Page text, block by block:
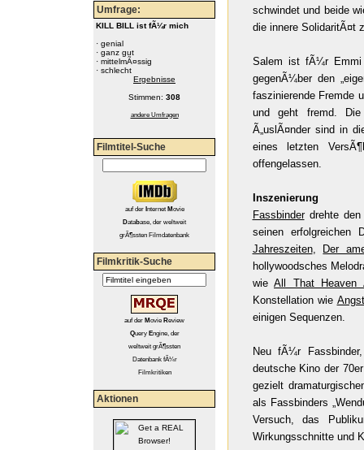
Umfrage:
KILL BILL ist fÃ¼r mich
· genial
· ganz gut
· mittelmÃ¤ssig
· schlecht
Ergebnisse
Stimmen: 308
andere Umfragen
Filmtitel-Suche
aufder Internet Movie
Database, der weltweit
grÃ¶ssten Filmdatenbank
Filmkritik-Suche
auf der Movie Review
Query Engine, der
weltweit grÃ¶ssten
Datenbank fÃ¼r
Filmkritiken
Aktionen
schwindet und beide
die innere SolidaritÃ¤t
Salem ist fÃ¼r Emmi
gegenÃ¼ber den
faszinierende Fremde
und geht fremd.
Ã„uslÃ¤nder sind in
eines letzten
offengelassen.
Inszenierung
Fassbinderdrehte den
seinen erfolgreichen
Jahreszeiten,
Der
hollywoodsches
wie All That Heaven
Konstellation wie
einigen Sequenzen.
Neu fÃ¼r
deutsche Kino der
gezielt
als Fassbinders
Versuch, das
Wirkungsschnitte und